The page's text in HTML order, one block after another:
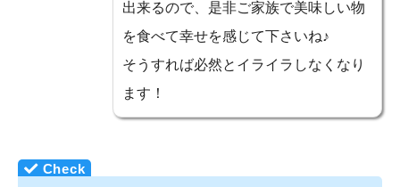
出来るので、是非ご家族で美味しい物
を食べて幸せを感じて下さいね♪
そうすれば必然とイライラしなくなり
ます！